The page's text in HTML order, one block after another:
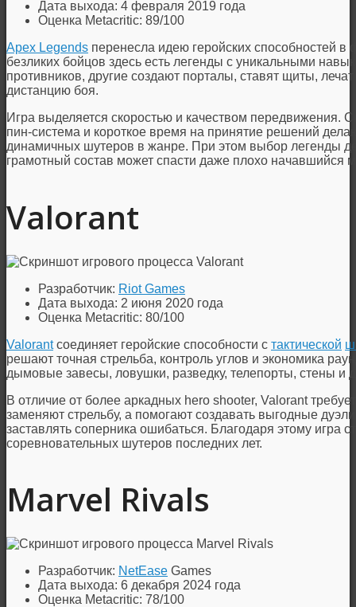
Дата выхода: 4 февраля 2019 года
Оценка Metacritic: 89/100
Apex Legends перенесла идею геройских способностей
безликих бойцов здесь есть легенды с уникальными
противников, другие создают порталы, ставят щиты,
дистанцию боя.
Игра выделяется скоростью и качеством передвижения.
пин-система и короткое время на принятие решений
динамичных шутеров в жанре. При этом выбор легенды
грамотный состав может спасти даже плохо начавшийся
Valorant
Разработчик: Riot Games
Дата выхода: 2 июня 2020 года
Оценка Metacritic: 80/100
Valorantсоединяет геройские способности с тактической
решают точная стрельба, контроль углов и экономика
дымовые завесы, ловушки, разведку, телепорты, стены и
В отличие от более аркадных hero shooter, Valorant
заменяют стрельбу, а помогают создавать выгодные
заставлять соперника ошибаться. Благодаря этому игра
соревновательных шутеров последних лет.
Marvel Rivals
Разработчик: NetEase Games
Дата выхода: 6 декабря 2024 года
Оценка Metacritic: 78/100